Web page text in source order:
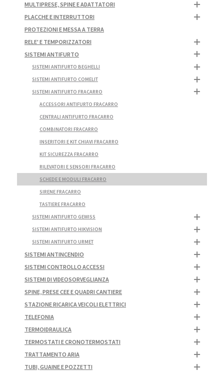
MULTIPRESE, SPINE E ADATTATORI
PLACCHE E INTERRUTTORI
PROTEZIONI E MESSA A TERRA
RELE' E TEMPORIZZATORI
SISTEMI ANTIFURTO
SISTEMI ANTIFURTO BEGHELLI
SISTEMI ANTIFURTO COMELIT
SISTEMI ANTIFURTO FRACARRO
ACCESSORI ANTIFURTO FRACARRO
CENTRALI ANTIFURTO FRACARRO
COMBINATORI FRACARRO
INSERITORI E KIT CHIAVI FRACARRO
KIT SICUREZZA FRACARRO
RILEVATORI E SENSORI FRACARRO
SCHEDE E MODULI FRACARRO
SIRENE FRACARRO
TASTIERE FRACARRO
SISTEMI ANTIFURTO GEWISS
SISTEMI ANTIFURTO HIKVISION
SISTEMI ANTIFURTO URMET
SISTEMI ANTINCENDIO
SISTEMI CONTROLLO ACCESSI
SISTEMI DI VIDEOSORVEGLIANZA
SPINE, PRESE CEE E QUADRI CANTIERE
STAZIONE RICARICA VEICOLI ELETTRICI
TELEFONIA
TERMOIDRAULICA
TERMOSTATI E CRONOTERMOSTATI
TRATTAMENTO ARIA
TUBI, GUAINE E POZZETTI